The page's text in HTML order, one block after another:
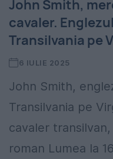
John Smith,
cavaler.
Transilvania pe
6 IULIE 2025
John Smith,
Transilvania pe
cavaler
roman Lumea la